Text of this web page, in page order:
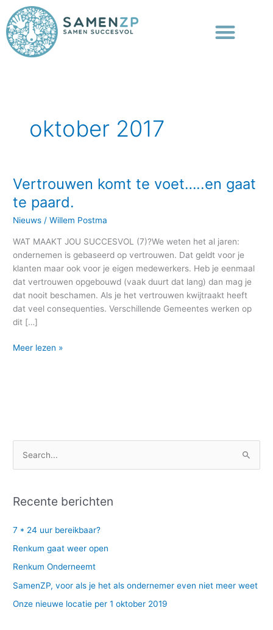
naar
de
inhoud
oktober 2017
Vertrouwen komt te voet…..en gaat
te paard.
Nieuws /Willem Postma
WAT MAAKT JOU SUCCESVOL (7)?We weten het al jaren:
ondernemen is gebaseerd op vertrouwen. Dat geldt voor je
klanten maar ook voor je eigen medewerkers. Heb je eenmaal
dat vertrouwen opgebouwd (vaak duurt dat lang) dan mag je
dat nooit beschamen. Als je het vertrouwen kwijtraakt heeft
dat veel consequenties. Verschillende Gemeentes werken op
dit […]
Vertrouwen
te
voet…..en
Meer lezen »
k
r
:
Recente berichten
7 * 24 uur bereikbaar?
Renkum gaat weer open
Renkum Onderneemt
SamenZP, voor als je het als ondernemer even niet meer weet
Onze nieuwe locatie per 1 oktober 2019